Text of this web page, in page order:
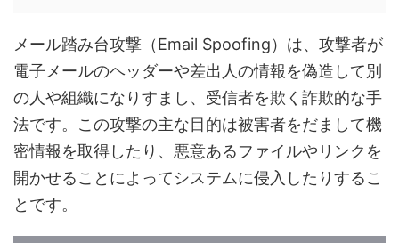
メール踏み台攻撃（Email Spoofing）は、攻撃者が
電子メールのヘッダーや差出人の情報を偽造して別
の人や組織になりすまし、受信者を欺く詐欺的な手
法です。この攻撃の主な目的は被害者をだまして機
密情報を取得したり、悪意あるファイルやリンクを
開かせることによってシステムに侵入したりするこ
とです。